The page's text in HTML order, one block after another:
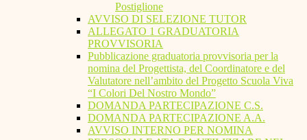
Postiglione
AVVISO DI SELEZIONE TUTOR
ALLEGATO 1 GRADUATORIA
PROVVISORIA
Pubblicazione graduatoria provvisoria per la
nomina del Progettista, del Coordinatore e del
Valutatore nell’ambito del Progetto Scuola Viva
“I Colori Del Nostro Mondo”
DOMANDA PARTECIPAZIONE C.S.
DOMANDA PARTECIPAZIONE A.A.
AVVISO INTERNO PER NOMINA